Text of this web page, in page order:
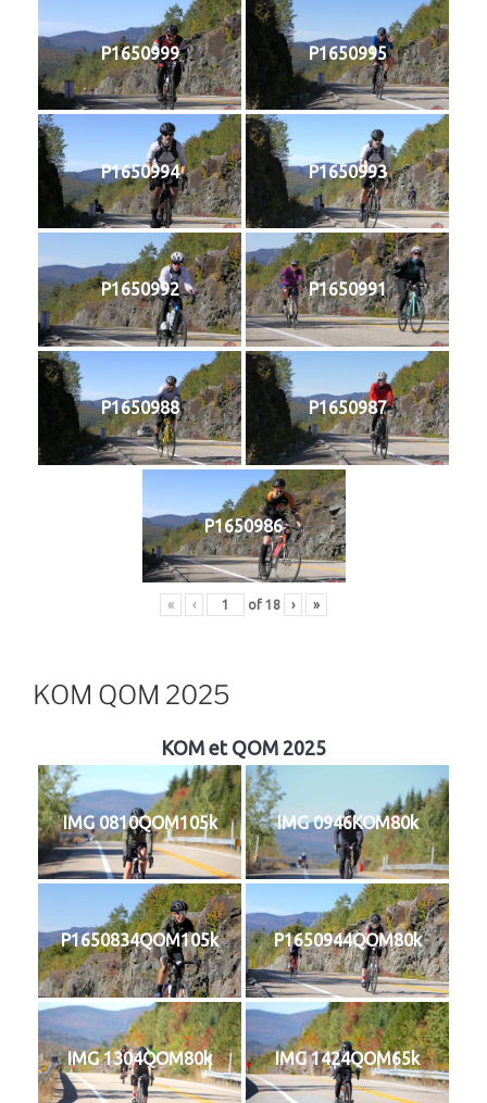
P1650999 P1650995
P1650994 P1650993
P1650992 P1650991
P1650988 P1650987
P1650986
« ‹ of 18 › »
KOM QOM 2025
KOM et QOM 2025
IMG 0810QOM105k IMG 0946KOM80k
P1650834QOM105k P1650944QOM80k
IMG 1304QOM80k IMG 1424QOM65k